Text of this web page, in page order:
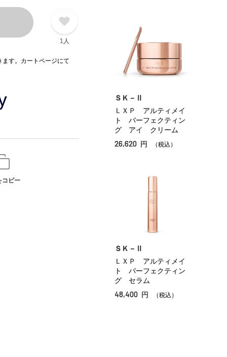
1人
す。カートページにて
コピー
ＳＫ－Ⅱ
ＬＸＰ アルティメイ
ト パーフェクティン
グ アイ クリーム
26,620 円 （税込）
ＳＫ－Ⅱ
ＬＸＰ アルティメイ
ト パーフェクティン
グ セラム
48,400 円 （税込）